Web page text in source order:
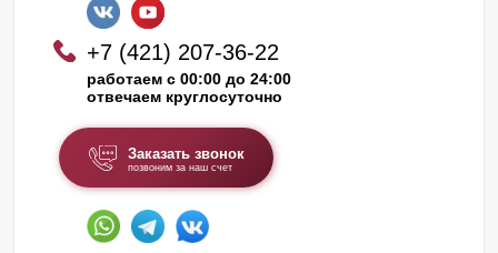
+7 (421) 207-36-22
работаем с 00:00 до 24:00
отвечаем круглосуточно
Заказать звонок
позвоним за наш счет